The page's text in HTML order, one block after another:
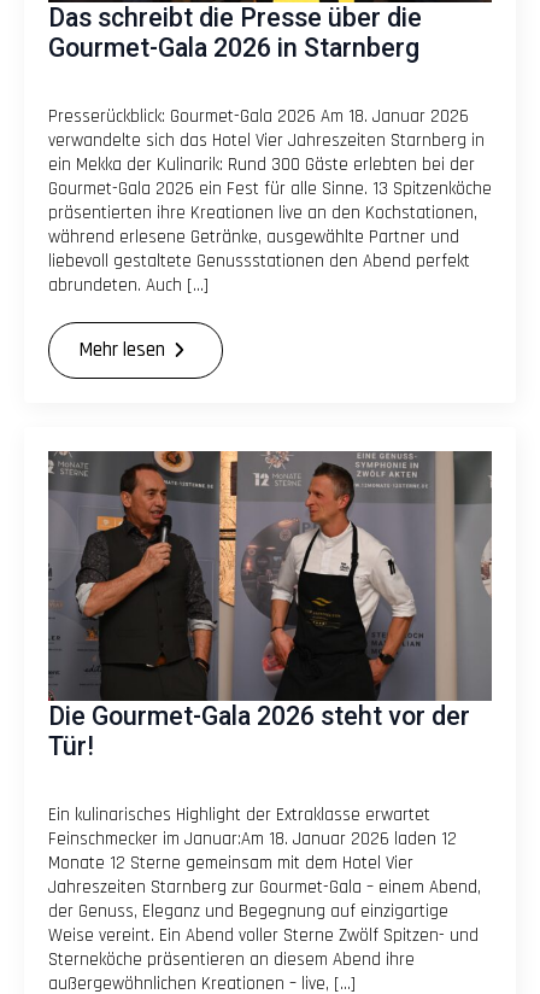
Das schreibt die Presse über die
Gourmet-Gala 2026 in Starnberg
Presserückblick: Gourmet-Gala 2026 Am 18. Januar 2026
verwandelte sich das Hotel Vier Jahreszeiten Starnberg in
ein Mekka der Kulinarik: Rund 300 Gäste erlebten bei der
Gourmet-Gala 2026 ein Fest für alle Sinne. 13 Spitzenköche
präsentierten ihre Kreationen live an den Kochstationen,
während erlesene Getränke, ausgewählte Partner und
liebevoll gestaltete Genussstationen den Abend perfekt
abrundeten. Auch […]
Mehr lesen
Die Gourmet-Gala 2026 steht vor der
Tür!
Ein kulinarisches Highlight der Extraklasse erwartet
Feinschmecker im Januar:Am 18. Januar 2026 laden 12
Monate 12 Sterne gemeinsam mit dem Hotel Vier
Jahreszeiten Starnberg zur Gourmet-Gala – einem Abend,
der Genuss, Eleganz und Begegnung auf einzigartige
Weise vereint. Ein Abend voller Sterne Zwölf Spitzen- und
Sterneköche präsentieren an diesem Abend ihre
außergewöhnlichen Kreationen – live, […]